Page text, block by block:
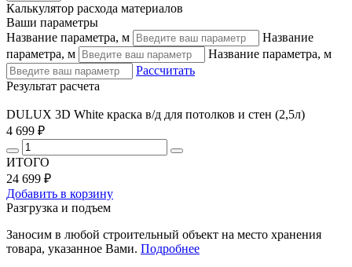
Калькулятор расхода материалов
Ваши параметры
Название параметра, м
Название
параметра, м
Название параметра, м
Рассчитать
Результат расчета
DULUX 3D White краска в/д для потолков и стен (2,5л)
4 699 ₽
ИТОГО
24 699 ₽
Добавить в корзину
Разгрузка и подъем
Заносим в любой строительный объект на место хранения
товара, указанное Вами. Подробнее